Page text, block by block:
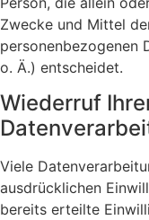
Zwecke und Mittel
personenbezogenen
o. Ä.) entscheidet.
Wiederruf
Viele
ausdrücklichen
bereits erteilte